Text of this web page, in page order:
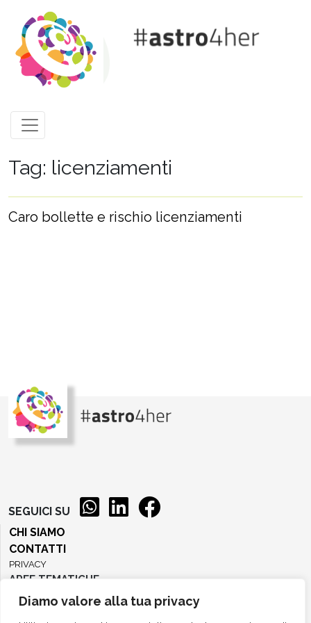
Diamo valore alla tua privacy
Tag: licenziamenti
Caro bollette e rischio licenziamenti
SEGUICI SU
CHI SIAMO
CONTATTI
PRIVACY
AREE TEMATICHE